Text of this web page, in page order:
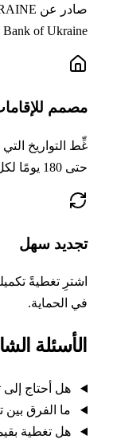
Bank of
للإقامات
سهل
تغطيةً تكميليةً
الحماية.
هل أحتاج إلى
ما الفرق بين تأمين
هل تغطية بقيمة 30,000 يورو كافية للحصول على تصريح إقامة؟